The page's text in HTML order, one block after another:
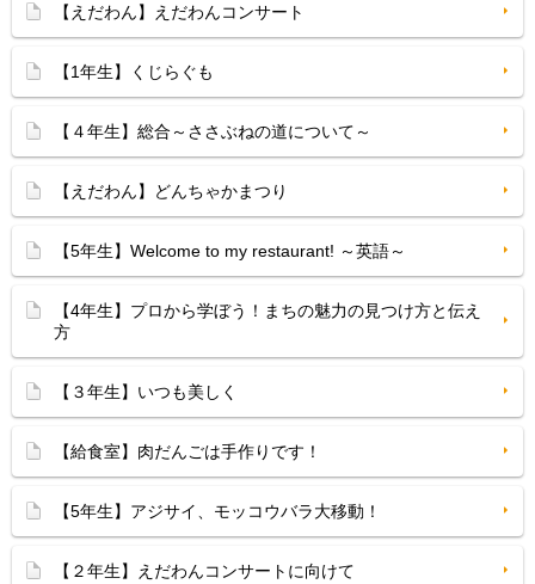
【えだわん】えだわんコンサート
【1年生】くじらぐも
【４年生】総合～ささぶねの道について～
【えだわん】どんちゃかまつり
【5年生】Welcome to my restaurant! ～英語～
【4年生】プロから学ぼう！まちの魅力の見つけ方と伝え
方
【３年生】いつも美しく
【給食室】肉だんごは手作りです！
【5年生】アジサイ、モッコウバラ大移動！
【２年生】えだわんコンサートに向けて